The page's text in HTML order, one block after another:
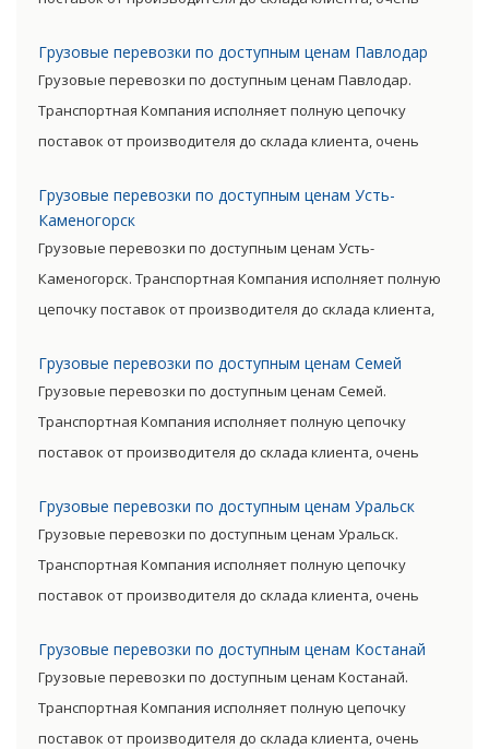
позволяют уменьшить транспортные затраты,
существенно снизив уровень итоговой цены товара.
Грузовые перевозки по доступным ценам Павлодар
Грузовые перевозки по доступным ценам Павлодар.
Транспортная Компания исполняет полную цепочку
поставок от производителя до склада клиента, очень
позволяют уменьшить транспортные затраты,
существенно снизив уровень итоговой цены товара.
Грузовые перевозки по доступным ценам Усть-
Каменогорск
Грузовые перевозки по доступным ценам Усть-
Каменогорск. Транспортная Компания исполняет полную
цепочку поставок от производителя до склада клиента,
позволяют уменьшить транспортные затраты,
существенно снизив уровень итоговой цены товара.
Грузовые перевозки по доступным ценам Семей
Грузовые перевозки по доступным ценам Семей.
Транспортная Компания исполняет полную цепочку
поставок от производителя до склада клиента, очень
позволяют уменьшить транспортные затраты,
существенно снизив уровень итоговой цены товара.
Грузовые перевозки по доступным ценам Уральск
Грузовые перевозки по доступным ценам Уральск.
Транспортная Компания исполняет полную цепочку
поставок от производителя до склада клиента, очень
позволяют уменьшить транспортные затраты,
существенно снизив уровень итоговой цены товара.
Грузовые перевозки по доступным ценам Костанай
Грузовые перевозки по доступным ценам Костанай.
Транспортная Компания исполняет полную цепочку
поставок от производителя до склада клиента, очень